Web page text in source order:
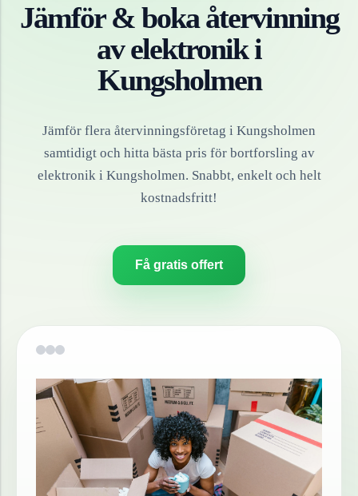
Jämför & boka återvinning
avelektroniki
Kungsholmen
Jämför flera återvinningsföretag i Kungsholmen
samtidigt och hitta bästa pris för bortforsling av
elektroniki Kungsholmen. Snabbt, enkelt och helt
kostnadsfritt!
Få gratis offert